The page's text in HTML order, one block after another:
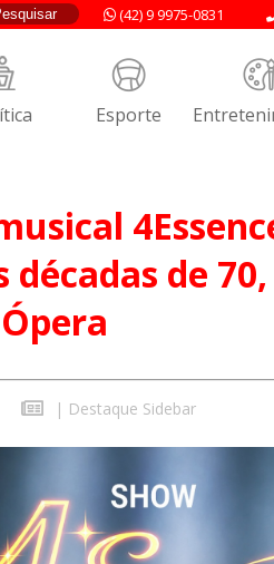
(42) 9 9975-0831
Esporte
décadas de
| Destaque Sidebar